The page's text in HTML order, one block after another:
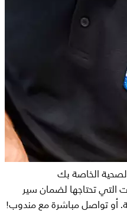
الخاصة بك
التي تحتاجها لضمان سير
أو تواصل مباشرة مع مندوب!